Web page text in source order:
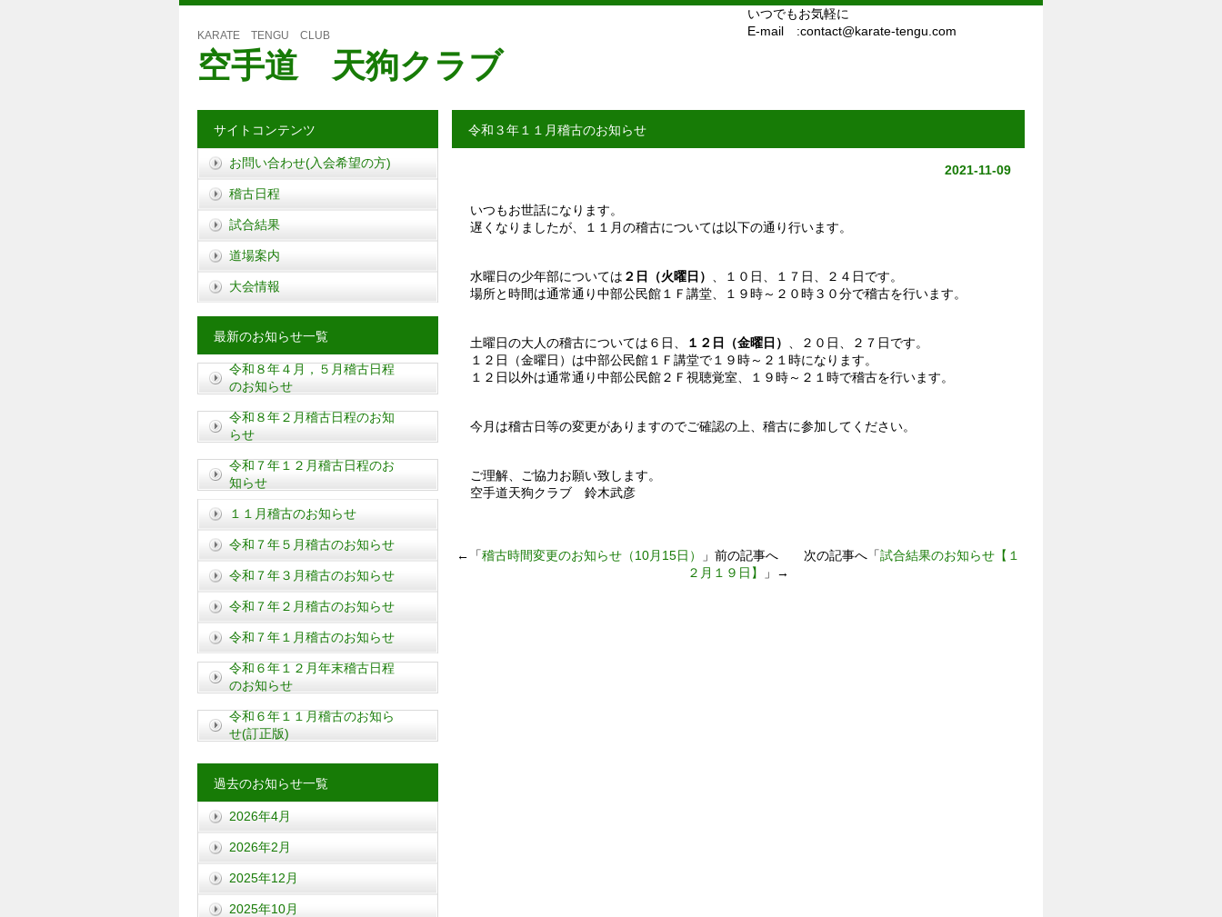
KARATE TENGU CLUB
空手道 天狗クラブ
いつでもお気軽に
E-mail :contact@karate-tengu.com
令和３年１１月稽古のお知らせ
2021-11-09
いつもお世話になります。
遅くなりましたが、１１月の稽古については以下の通り行います。
水曜日の少年部については ２日（火曜日）
、１０日、１７日、２４日です。
場所と時間は通常通り中部公民館１Ｆ講堂、１９時～２０時３０分で稽古を行います。
土曜日の大人の稽古については６日、 １２日（金曜日）
、２０日、２７日です。
１２日（金曜日）は中部公民館１Ｆ講堂で１９時～２１時になります。
１２日以外は通常通り中部公民館２Ｆ視聴覚室、１９時～２１時で稽古を行います。
今月は稽古日等の変更がありますのでご確認の上、稽古に参加してください。
ご理解、ご協力お願い致します。
空手道天狗クラブ 鈴木武彦
←「稽古時間変更のお知らせ（10月15日） 」前の記事へ 次の記事へ「試合結果のお知らせ【１
２月１９日】
」→
サイトコンテンツ
お問い合わせ(入会希望の方)
稽古日程
試合結果
道場案内
大会情報
最新のお知らせ一覧
令和８年４月，５月稽古日程
のお知らせ
令和８年２月稽古日程のお知
らせ
令和７年１２月稽古日程のお
知らせ
１１月稽古のお知らせ
令和７年５月稽古のお知らせ
令和７年３月稽古のお知らせ
令和７年２月稽古のお知らせ
令和７年１月稽古のお知らせ
令和６年１２月年末稽古日程
のお知らせ
令和６年１１月稽古のお知ら
せ(訂正版)
過去のお知らせ一覧
2026年4月
2026年2月
2025年12月
2025年10月